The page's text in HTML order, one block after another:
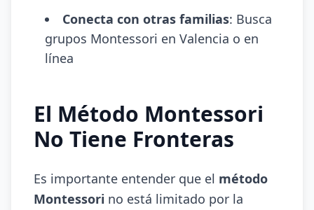
Conecta con otras familias: Busca
grupos Montessori en Valencia o en
línea
El Método Montessori
No Tiene Fronteras
Es importante entender que el método
Montessori no está limitado por la